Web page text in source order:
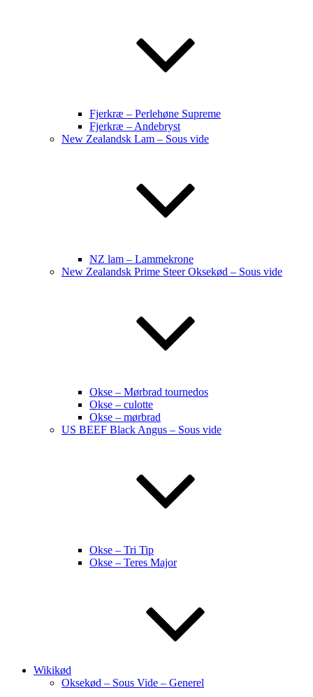
Fjerkræ – Perlehøne Supreme
Fjerkræ – Andebryst
New Zealandsk Lam – Sous vide
NZ lam – Lammekrone
New Zealandsk Prime Steer Oksekød – Sous vide
Okse – Mørbrad tournedos
Okse – culotte
Okse – mørbrad
US BEEF Black Angus – Sous vide
Okse – Tri Tip
Okse – Teres Major
Wikikød
Oksekød – Sous Vide – Generel